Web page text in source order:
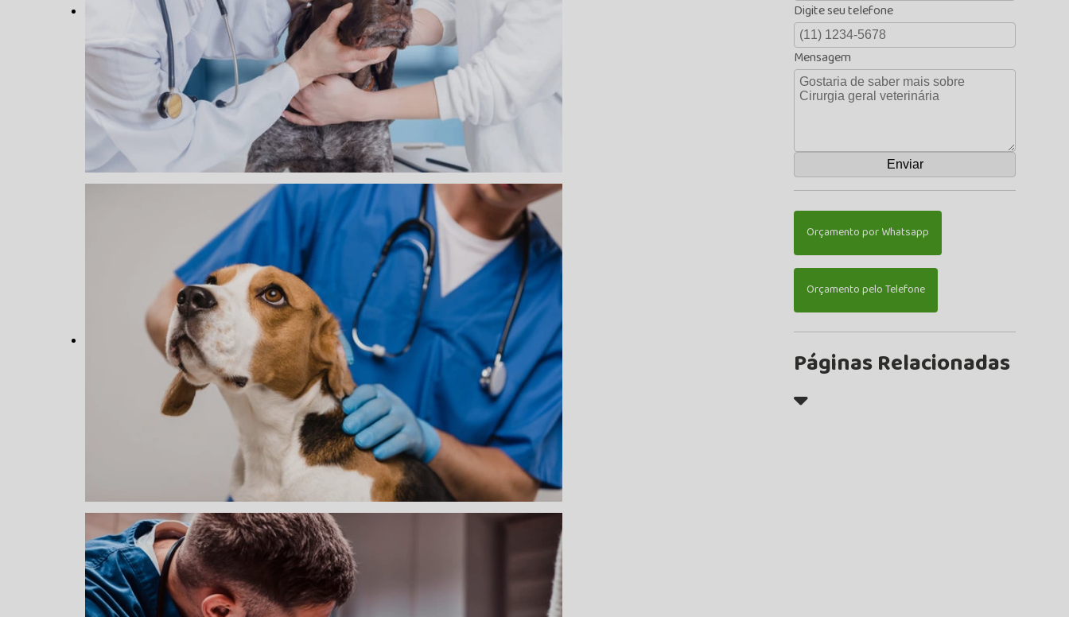
Digite seu telefone
Mensagem
Orçamento por Whatsapp
Orçamento pelo Telefone
Páginas Relacionadas